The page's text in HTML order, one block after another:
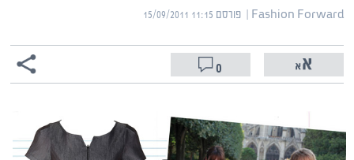
Fashion Forward | ‏ פורסם ‎15/09/2011 11:15
0